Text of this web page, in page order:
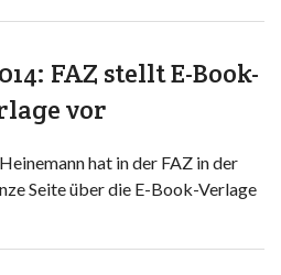
FAZ stellt E-Book-
vor
hat in der FAZ in der
Seite über die E-Book-Verlage